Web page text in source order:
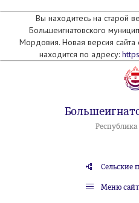
Вы находитесь на старой
Большеигнатовского
Мордовия. Новая версия
находится по адресу:
Сельские
Меню